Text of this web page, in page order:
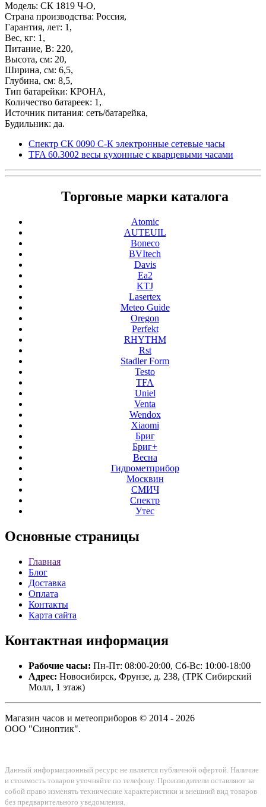
Модель: СК 1819 Ч-О,
Страна производства: Россия,
Гарантия, лет: 1,
Вес, кг: 1,
Питание, В: 220,
Высота, см: 20,
Ширина, см: 6,5,
Глубина, см: 8,5,
Тип батарейки: КРОНА,
Количество батареек: 1,
Источник питания: сеть/батарейка,
Будильник: да.
Спектр СК 0090 С-К электронные сетевые часы
TFA 60.3002 весы кухонные c кварцевыми часами
Торговые марки каталога
Atomic
AUTEUIL
Boneco
BVItech
Davis
Ea2
KTJ
Lasertex
Meteo Guide
Oregon
Perfekt
RHYTHM
Rst
Stadler Form
Testo
TFA
Uniel
Venta
Wendox
Xiaomi
Бриг
Бриг+
Весна
Гидрометприбор
Москвин
СМИЧ
Спектр
Утес
Основные страницы
Главная
Блог
Доставка
Оплата
Контакты
Карта сайта
Контактная информация
Рабочие часы: Пн-Пт: 08:00-20:00, Сб-Вс: 10:00-18:00
Адрес: Новосибирск, Фрунзе, д. 238, (ТРК Сибирский
Молл, 1 этаж)
Магазин часов и метеоприборов © 2014 - 2026
ООО "Синоптик".
Данный информационный ресурс не является публичной офертой. Наличие
и стоимость товаров уточняйте по телефону. Производители оставляют за
собой право изменять технические характеристики и внешний вид товаров
без предварительного уведомления.